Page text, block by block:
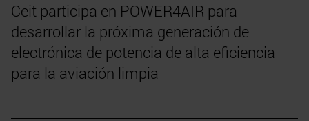
Ceit participa en POWER4AIR para
desarrollar la próxima generación de
electrónica de potencia de alta eficiencia
para la aviación limpia